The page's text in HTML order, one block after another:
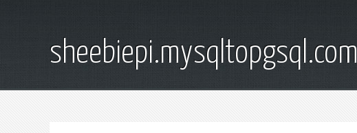
sheebiepi.mysqltopgsql.com